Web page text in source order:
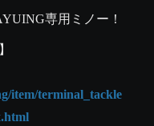
専用ミノー！
item/terminal_tackle